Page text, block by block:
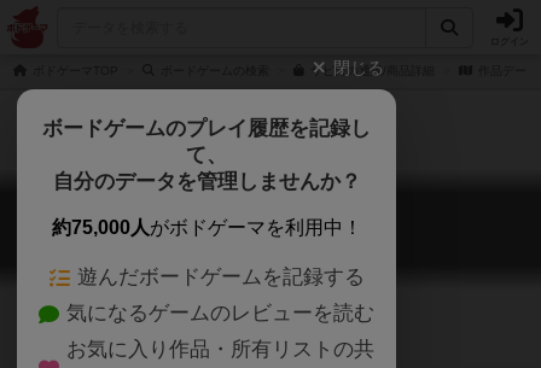
サビカの通販/商品詳細
サビカ
Sabika
閉じる
ボードゲームのプレイ履歴を記録し
て、
自分のデータを管理しませんか？
約75,000人がボドゲーマを利用中！
遊んだボードゲームを記録する
気になるゲームのレビューを読む
お気に入り作品・所有リストの共